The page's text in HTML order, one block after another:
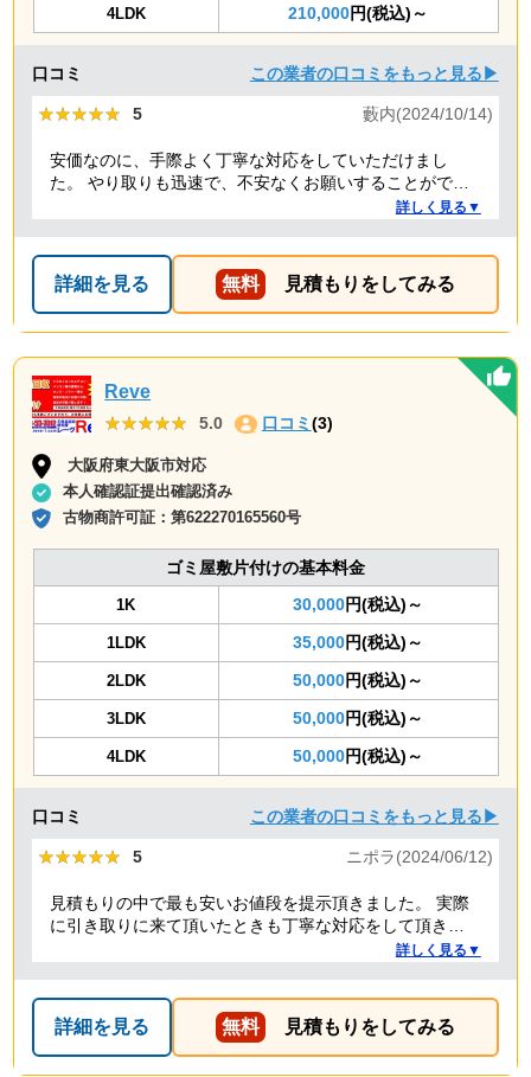
4LDK 210,000円(税込)～
口コミ この業者の口コミをもっと見る▶
★★★★★
★★★★★ 5 藪内(2024/10/14)
安価なのに、手際よく丁寧な対応をしていただけまし
た。 やり取りも迅速で、不安なくお願いすることができ
詳しく見る▼
詳細を見る 無料 見積もりをしてみる
Reve
★★★★★
★★★★★ 5.0 口コミ (3)
大阪府東大阪市対応
本人確認証提出確認済み
古物商許可証：第622270165560号
ゴミ屋敷片付けの基本料金
1K 30,000円(税込)～
1LDK 35,000円(税込)～
2LDK 50,000円(税込)～
3LDK 50,000円(税込)～
4LDK 50,000円(税込)～
口コミ この業者の口コミをもっと見る▶
★★★★★
★★★★★ 5 ニポラ(2024/06/12)
見積もりの中で最も安いお値段を提示頂きました。 実際
に引き取りに来て頂いたときも丁寧な対応をして頂き、
詳しく見る▼
詳細を見る 無料 見積もりをしてみる